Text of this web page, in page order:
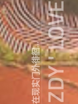
我常常在现实门外徘徊...ZDY ' LOVE